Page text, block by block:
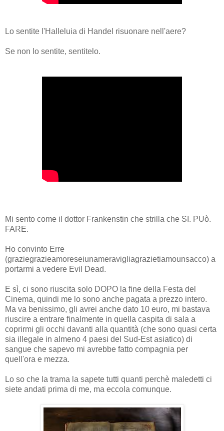
Lo sentite l'Halleluia di Handel risuonare nell'aere?
Se non lo sentite, sentitelo.
Mi sento come il dottor Frankenstin che strilla che SI. PUò.
FARE.
Ho convinto Erre
(graziegrazieamoreseiunameravigliagrazietiamounsacco) a
portarmi a vedere Evil Dead.
E sì, ci sono riuscita solo DOPO la fine della Festa del
Cinema, quindi me lo sono anche pagata a prezzo intero.
Ma va benissimo, gli avrei anche dato 10 euro, mi bastava
riuscire a entrare finalmente in quella caspita di sala a
coprirmi gli occhi davanti alla quantità (che sono quasi certa
sia illegale in almeno 4 paesi del Sud-Est asiatico) di
sangue che sapevo mi avrebbe fatto compagnia per
quell'ora e mezza.
Lo so che la trama la sapete tutti quanti perchè maledetti ci
siete andati prima di me, ma eccola comunque.